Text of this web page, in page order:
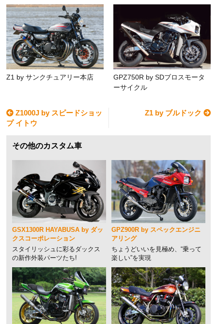
Z1 by サンクチュアリー本店
GPZ750R by SDブロスモータ
ーサイクル
Z1000J by スピードショッ
プ イトウ
Z1 by ブルドック
その他のカスタム車
GSX1300R HAYABUSA by ダッ
クスコーポレーション
スタイリッシュに彩るダックス
の新作外装パーツたち!
GPZ900R by スペックエンジニ
アリング
ちょうどいいを見極め、“乗って
楽しい”を実現